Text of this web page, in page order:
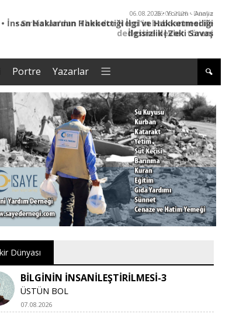
06.08.2026 • Dünya
• Sırbistan’dan Theodor Herzl’in babaannesi ile
dedesine devlet töreni
Portre Yazarlar
Dünyası
BİLGİNİN İNSANİLEŞTİRİLMESİ-3
ÜSTÜN BOL
07.08.2026